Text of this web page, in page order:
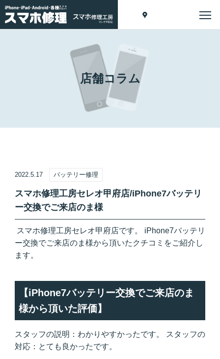
店舗コラム
2022.5.17 バッテリー修理
スマホ修理工房セレオ甲府店/iPhone7バッテリ
ー交換でご来店のま様
スマホ修理工房セレオ甲府店です。 iPhone7バッテリ
ー交換でご来店のま様から頂いたクチコミをご紹介し
ます。
【iPhone7バッテリー交換でご来店のま
様から頂いた評価】
スタッフの説明：わかりやすかったです。 スタッフの
対応：とても良かったです。